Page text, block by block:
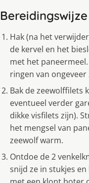
Bereidingswijze
Hak (na het
de kervel en het
met het
ringen van ongeveer
Bak de zeewolffilets
eventueel verder
dikke visfilets zijn).
het mengsel van
zeewolf warm.
Ontdoe de 2
snijd ze in stukjes